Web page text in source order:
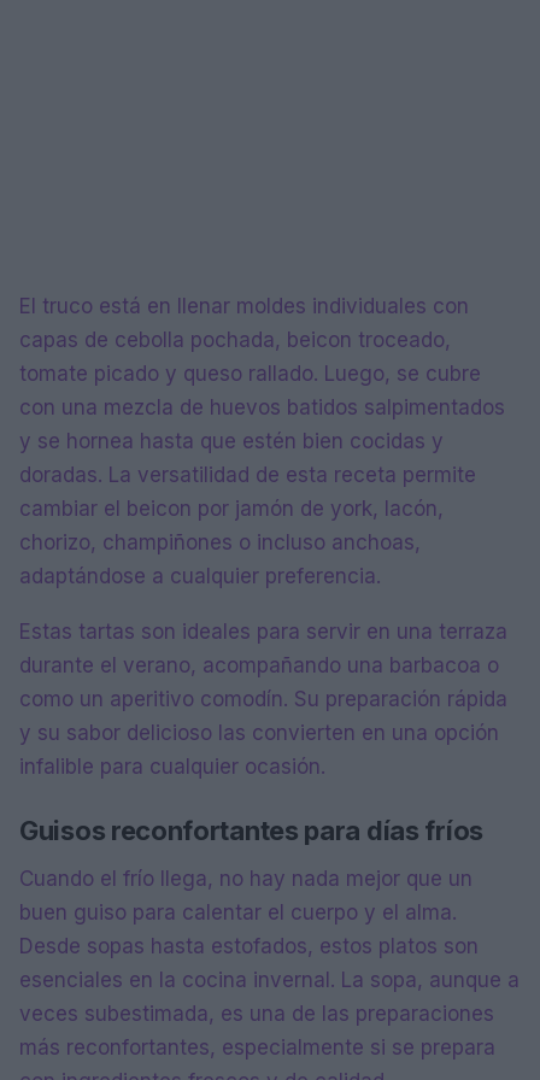
El truco está en llenar moldes individuales con
capas de cebolla pochada, beicon troceado,
tomate picado y queso rallado. Luego, se cubre
con una mezcla de huevos batidos salpimentados
y se hornea hasta que estén bien cocidas y
doradas. La versatilidad de esta receta permite
cambiar el beicon por jamón de york, lacón,
chorizo, champiñones o incluso anchoas,
adaptándose a cualquier preferencia.
Estas tartas son ideales para servir en una terraza
durante el verano, acompañando una barbacoa o
como un aperitivo comodín. Su preparación rápida
y su sabor delicioso las convierten en una opción
infalible para cualquier ocasión.
Guisos reconfortantes para días fríos
Cuando el frío llega, no hay nada mejor que un
buen guiso para calentar el cuerpo y el alma.
Desde sopas hasta estofados, estos platos son
esenciales en la cocina invernal. La sopa, aunque a
veces subestimada, es una de las preparaciones
más reconfortantes, especialmente si se prepara